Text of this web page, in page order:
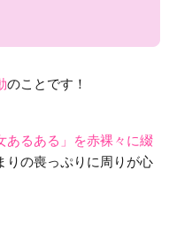
のことです！
あるある」を赤裸々に綴
りの喪っぷりに周りが心